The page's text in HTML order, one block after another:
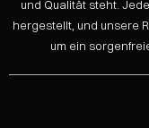
und Qualität steht.
hergestellt, und unsere
um ein